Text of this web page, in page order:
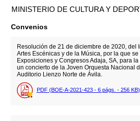
MINISTERIO DE CULTURA Y
Convenios
Resolución de 21 de diciembre de 2020, del
Artes Escénicas y de la Música, por la que
Exposiciones y Congresos Adaja, SA, para
un concierto de la Joven Orquesta Nacional
Auditorio Lienzo Norte de Ávila.
PDF (BOE-A-2021-423 - 6 págs. - 256 KB)